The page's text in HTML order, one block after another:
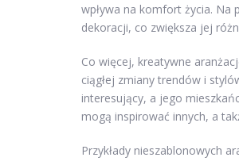
wpływa na komfort życia. Na
dekoracji, co zwiększa jej
Co więcej, kreatywne
ciągłej zmiany trendów i
interesujący, a jego
mogą inspirować innych, a
Przykłady nieszablonowych